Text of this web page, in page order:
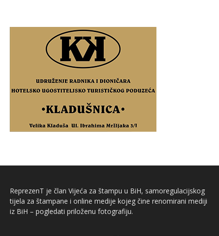
ReprezenT je član Vijeća za štampu u BiH, samoregulacijskog
tijela za štampane i online medije kojeg čine renomirani mediji
iz BiH – pogledati priloženu fotografiju.